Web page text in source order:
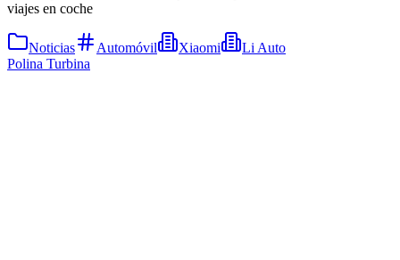
viajes en coche
Noticias Automóvil Xiaomi
Li Auto
Polina Turbina